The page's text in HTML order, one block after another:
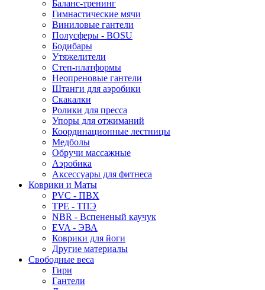
Баланс-тренинг
Гимнастические мячи
Виниловые гантели
Полусферы - BOSU
Бодибары
Утяжелители
Степ-платформы
Неопреновые гантели
Штанги для аэробики
Скакалки
Ролики для пресса
Упоры для отжиманий
Координационные лестницы
Медболы
Обручи массажные
Аэробика
Аксессуары для фитнеса
Коврики и Маты
PVC - ПВХ
TPE - ТПЭ
NBR - Вспененый каучук
EVA - ЭВА
Коврики для йоги
Другие материалы
Свободные веса
Гири
Гантели